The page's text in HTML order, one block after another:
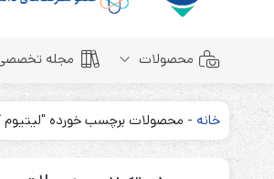
محصولات
باتری سیلد لید اسید
مجله
خانه - محصولات برچسب خورده "لیتیوم